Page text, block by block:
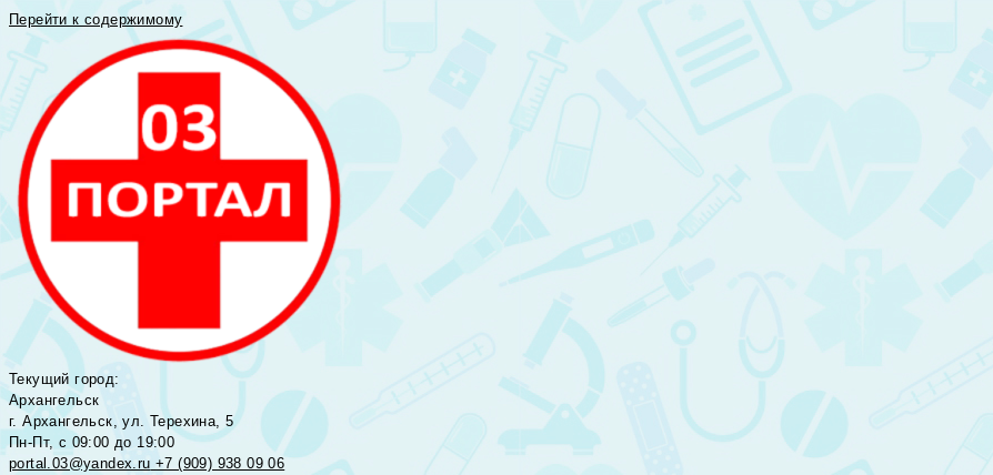
Перейти к содержимому
Текущий город:
Архангельск
г. Архангельск, ул. Терехина, 5
Пн-Пт, с 09:00 до 19:00
portal.03@yandex.ru +7 (909) 938 09 06